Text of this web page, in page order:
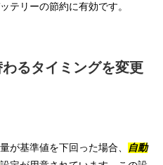
テリーの節約に有効です。
るタイミングを変更
が基準値を下回った場合、
自動